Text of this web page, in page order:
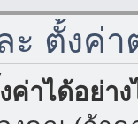
ตั้งค่า
ค่าได้อย่าง